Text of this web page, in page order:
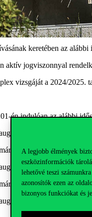
A legjobb élmények
eszközinformációk
lehetővé teszi
azonosítók ezen az
bizonyos funkciókat és
keretében az
aktív jogviszonnyal
vizsgáját a 2024/2025.
én indulóan az alábbi
31.)
31.)
31)
31.)
31.)